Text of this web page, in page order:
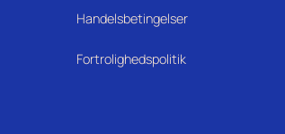
Handelsbetingelser
Fortrolighedspolitik